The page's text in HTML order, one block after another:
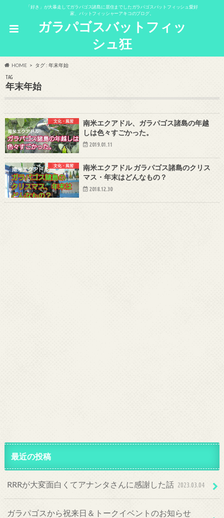
「好き」が大暴走してガラパゴス諸島に居住までしたガラパゴスバットフィッシュ愛好
家、バットフィッシャーアキコのブログ。
ガラパゴスバットフィッ
シュ狂
HOME タグ : 年末年始
TAG
年末年始
文化・風習
南米エクアドル、ガラパゴス諸島の年越
しは色々すごかった。
2019.01.11
文化・風習
南米エクアドル ガラパゴス諸島のクリス
マス・年末はどんなもの？
2018.12.30
最近の投稿
RRRが大変面白くてアナンタさんに感謝した話 2023.03.04
ガラパゴスから祝来日＆トークイベントのお知らせ